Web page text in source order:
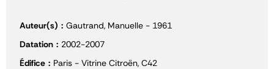
Auteur(s)
Gautrand, Manuelle - 1961
Datation
2002-2007
Édifice
Paris - Vitrine Citroën, C42